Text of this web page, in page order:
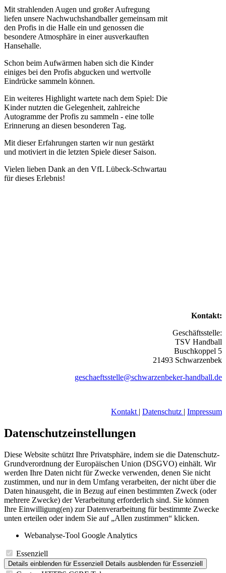
Mit strahlenden Augen und großer Aufregung
liefen unsere Nachwuchshandballer gemeinsam mit
den Profis in die Halle ein und genossen die
besondere Atmosphäre in einer ausverkauften
Hansehalle.
Schon beim Aufwärmen haben sich die Kinder
einiges bei den Profis abgucken und wertvolle
Eindrücke sammeln können.
Ein weiteres Highlight wartete nach dem Spiel: Die
Kinder nutzten die Gelegenheit, zahlreiche
Autogramme der Profis zu sammeln - eine tolle
Erinnerung an diesen besonderen Tag.
Mit dieser Erfahrungen starten wir nun gestärkt
und motiviert in die letzten Spiele dieser Saison.
Vielen lieben Dank an den VfL Lübeck-Schwartau
für dieses Erlebnis!
Kontakt:
Geschäftsstelle:
TSV Handball
Buschkoppel 5
21493 Schwarzenbek
geschaeftsstelle@schwarzenbeker-handball.de
Kontakt | Datenschutz | Impressum
Datenschutzeinstellungen
Diese Website schützt Ihre Privatsphäre, indem sie die Datenschutz-
Grundverordnung der Europäischen Union (DSGVO) einhält. Wir
werden Ihre Daten nicht für Zwecke verwenden, denen Sie nicht
zustimmen, und nur in dem Umfang verarbeiten, der nicht über die
Daten hinausgeht, die in Bezug auf einen bestimmten Zweck (oder
mehrere Zwecke) der Verarbeitung erforderlich sind. Sie können
Ihre Einwilligung(en) zur Datenverarbeitung für bestimmte Zwecke
unten erteilen oder indem Sie auf „Allen zustimmen“ klicken.
Webanalyse-Tool Google Analytics
Essenziell
Details einblenden für Essenziell Details ausblenden für Essenziell